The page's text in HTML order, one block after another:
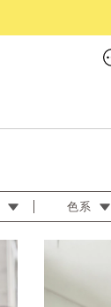
色系